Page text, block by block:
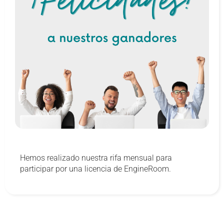
Hemos realizado nuestra rifa mensual para
participar por una licencia de EngineRoom.